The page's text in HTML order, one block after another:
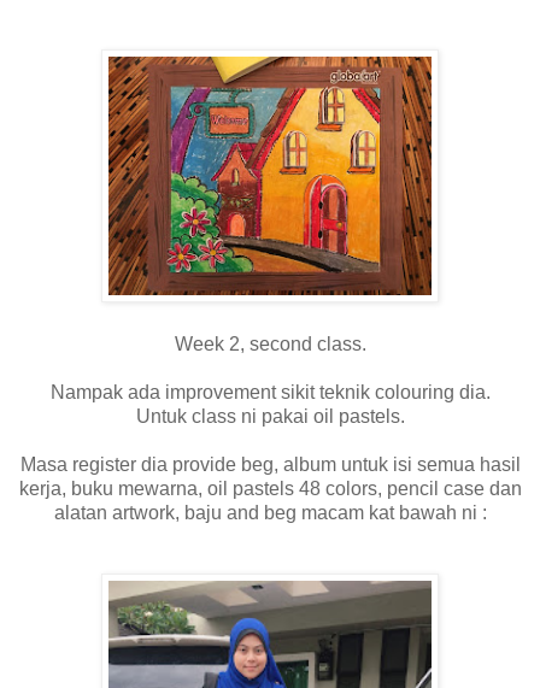
Week 2, second class.
Nampak ada improvement sikit teknik colouring dia.
Untuk class ni pakai oil pastels.
Masa register dia provide beg, album untuk isi semua hasil
kerja, buku mewarna, oil pastels 48 colors, pencil case dan
alatan artwork, baju and beg macam kat bawah ni :